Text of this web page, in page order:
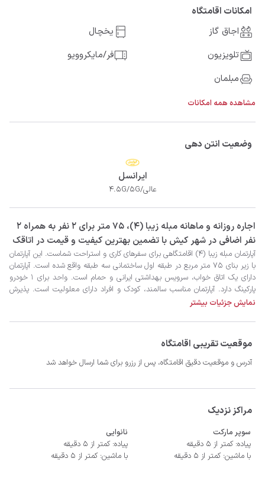
امکانات اقامتگاه
اجاق گاز
یخچال
تلویزیون
فر/مایکروویو
مبلمان
مشاهده همه امکانات
وضعیت انتن دهی
ایرانسل
عالی/4.5G/5G
‫‫اجاره روزانه و ماهانه مبله زیبا (4)، 75 متر برای 2 نفر به همراه 2
نفر اضافی در شهر کیش با تضمین بهترین کیفیت و قیمت در اتاقک
نمایش جزئیات بیشتر
موقعیت تقریبی اقامتگاه
آدرس و موقعیت دقیق اقامتگاه، پس از رزرو برای شما ارسال خواهد شد
مراکز نزدیک
سوپر مارکت
پیاده: کمتر از 5 دقیقه
با ماشین: کمتر از 5 دقیقه
نانوایی
پیاده: کمتر از 5 دقیقه
با ماشین: کمتر از 5 دقیقه